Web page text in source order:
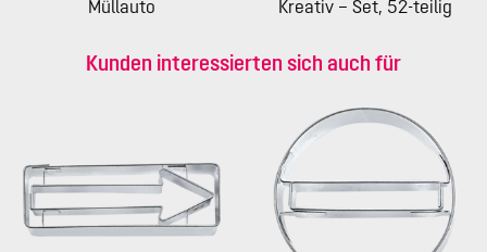
Müllauto Kreativ – Set, 52-teilig
Kunden interessierten sich auch für